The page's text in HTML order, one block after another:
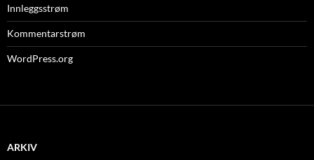
Innleggsstrøm
Kommentarstrøm
WordPress.org
ARKIV